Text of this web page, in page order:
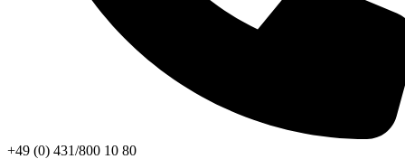
+49 (0) 431/800 10 80